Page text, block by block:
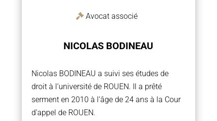
Avocat associé
NICOLAS BODINEAU
Nicolas BODINEAU a suivi ses études de
droit à l’université de ROUEN. Il a prêté
serment en 2010 à l’âge de 24 ans à la Cour
d’appel de ROUEN.